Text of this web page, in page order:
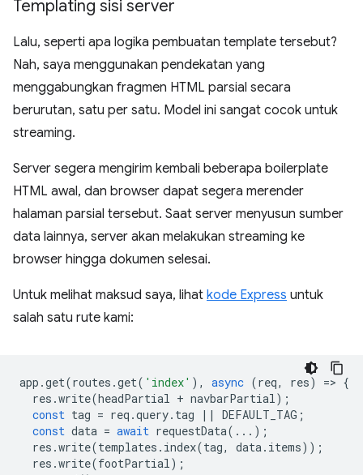
Templating sisi server
Lalu, seperti apa logika pembuatan template tersebut?
Nah, saya menggunakan pendekatan yang
menggabungkan fragmen HTML parsial secara
berurutan, satu per satu. Model ini sangat cocok untuk
streaming.
Server segera mengirim kembali beberapa boilerplate
HTML awal, dan browser dapat segera merender
halaman parsial tersebut. Saat server menyusun sumber
data lainnya, server akan melakukan streaming ke
browser hingga dokumen selesai.
Untuk melihat maksud saya, lihat kode Express untuk
salah satu rute kami:
app .get(routes .get( 'index' ), async (req, res) => {
res .write(headPartial + navbarPartial);
const tag = req .query. tag || DEFAULT_TAG ;
const data = await requestData(...);
res .write(templates . index(tag, data. items));
res .write(footPartial);